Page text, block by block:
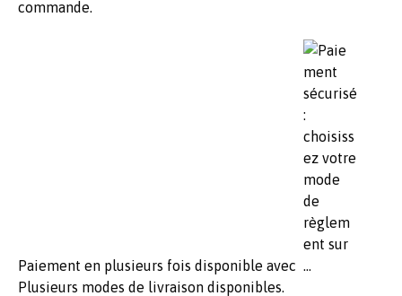
commande.
Paiement en plusieurs fois disponible avec
Plusieurs modes de livraison disponibles.